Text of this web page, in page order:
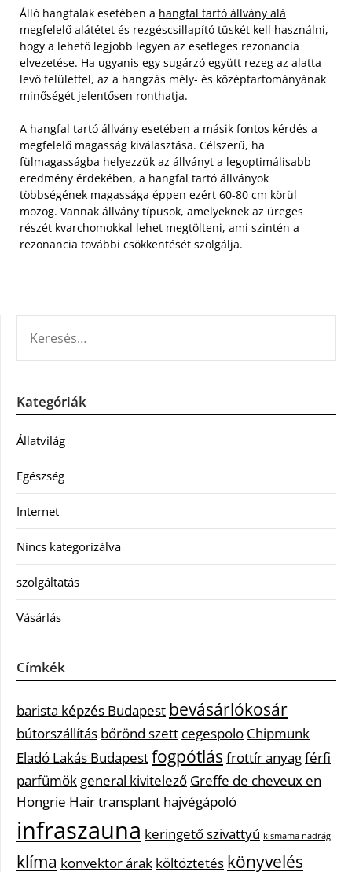
Álló hangfalak esetében a hangfal tartó állvány alá
megfelelő alátétet és rezgéscsillapító tüskét kell használni,
hogy a lehető legjobb legyen az esetleges rezonancia
elvezetése. Ha ugyanis egy sugárzó együtt rezeg az alatta
levő felülettel, az a hangzás mély- és középtartományának
minőségét jelentősen ronthatja.
A hangfal tartó állvány esetében a másik fontos kérdés a
megfelelő magasság kiválasztása. Célszerű, ha
fülmagasságba helyezzük az állványt a legoptimálisabb
eredmény érdekében, a hangfal tartó állványok
többségének magassága éppen ezért 60-80 cm körül
mozog. Vannak állvány típusok, amelyeknek az üreges
részét kvarchomokkal lehet megtölteni, ami szintén a
rezonancia további csökkentését szolgálja.
Kategóriák
Állatvilág
Egészség
Internet
Nincs kategorizálva
szolgáltatás
Vásárlás
Címkék
barista képzés Budapest bevásárlókosár
bútorszállítás bőrönd szett cegespolo Chipmunk
Eladó Lakás Budapestfogpótlás frottír anyagférfi
parfümök general kivitelező Greffe de cheveux en
Hongrie Hair transplant hajvégápoló
infraszauna keringető szivattyú kismama nadrág
klíma konvektor árak költöztetés könyvelés